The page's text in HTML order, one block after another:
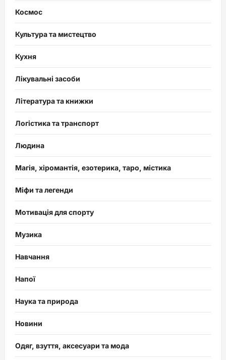
Космос
Культура та мистецтво
Кухня
Лікувальні засоби
Література та книжки
Логістика та транспорт
Людина
Магія, хіромантія, езотерика, таро, містика
Міфи та легенди
Мотивація для спорту
Музика
Навчання
Напої
Наука та природа
Новини
Одяг, взуття, аксесуари та мода